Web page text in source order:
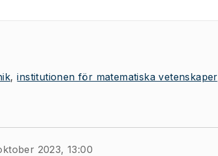
institutionen för matematiska vetenskaper
2023, 13:00